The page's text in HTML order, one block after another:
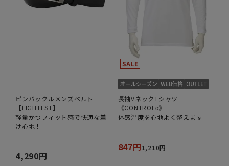
ピンバックルメンズベルト
【LIGHTEST】
軽量かつフィット感で快適な着
け心地！
4,290円
長袖VネックTシャツ
《CONTROLα》
体感温度を心地よく整えます
847円1,210円